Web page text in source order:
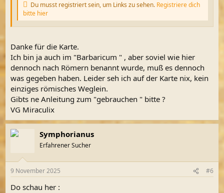
Du musst registriert sein, um Links zu sehen. Registriere dich
bitte hier
Danke für die Karte.
Ich bin ja auch im "Barbaricum " , aber soviel wie hier
dennoch nach Römern benannt wurde, muß es dennoch
was gegeben haben. Leider seh ich auf der Karte nix, kein
einziges römisches Weglein.
Gibts ne Anleitung zum "gebrauchen " bitte ?
VG Miraculix
Symphorianus
Erfahrener Sucher
9 November 2025 #6
Do schau her :